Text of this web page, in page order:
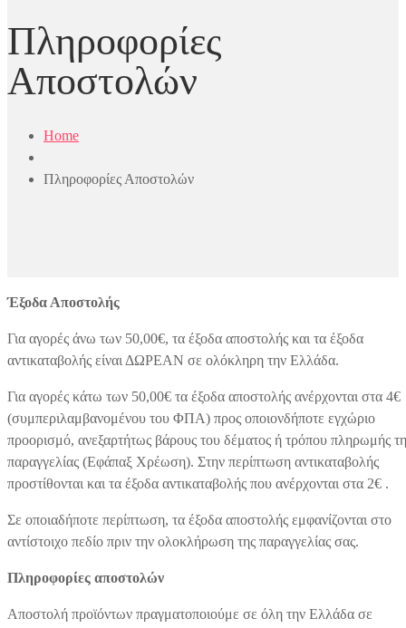
Πληροφορίες
Αποστολών
Home
Πληροφορίες Αποστολών
Έξοδα Αποστολής
Για αγορές άνω των 50,00€, τα έξοδα αποστολής και τα έξοδα
αντικαταβολής είναι ΔΩΡΕΑΝ σε ολόκληρη την Ελλάδα.
Για αγορές κάτω των 50,00€ τα έξοδα αποστολής ανέρχονται στα 4€
(συμπεριλαμβανομένου του ΦΠΑ) προς οποιονδήποτε εγχώριο
προορισμό, ανεξαρτήτως βάρους του δέματος ή τρόπου πληρωμής
παραγγελίας (Εφάπαξ Χρέωση). Στην περίπτωση αντικαταβολής
προστίθονται και τα έξοδα αντικαταβολής που ανέρχονται στα 2€ .
Σε οποιαδήποτε περίπτωση, τα έξοδα αποστολής εμφανίζονται στο
αντίστοιχο πεδίο πριν την ολοκλήρωση της παραγγελίας σας.
Πληροφορίες αποστολών
Αποστολή προϊόντων πραγματοποιούμε σε όλη την Ελλάδα σε